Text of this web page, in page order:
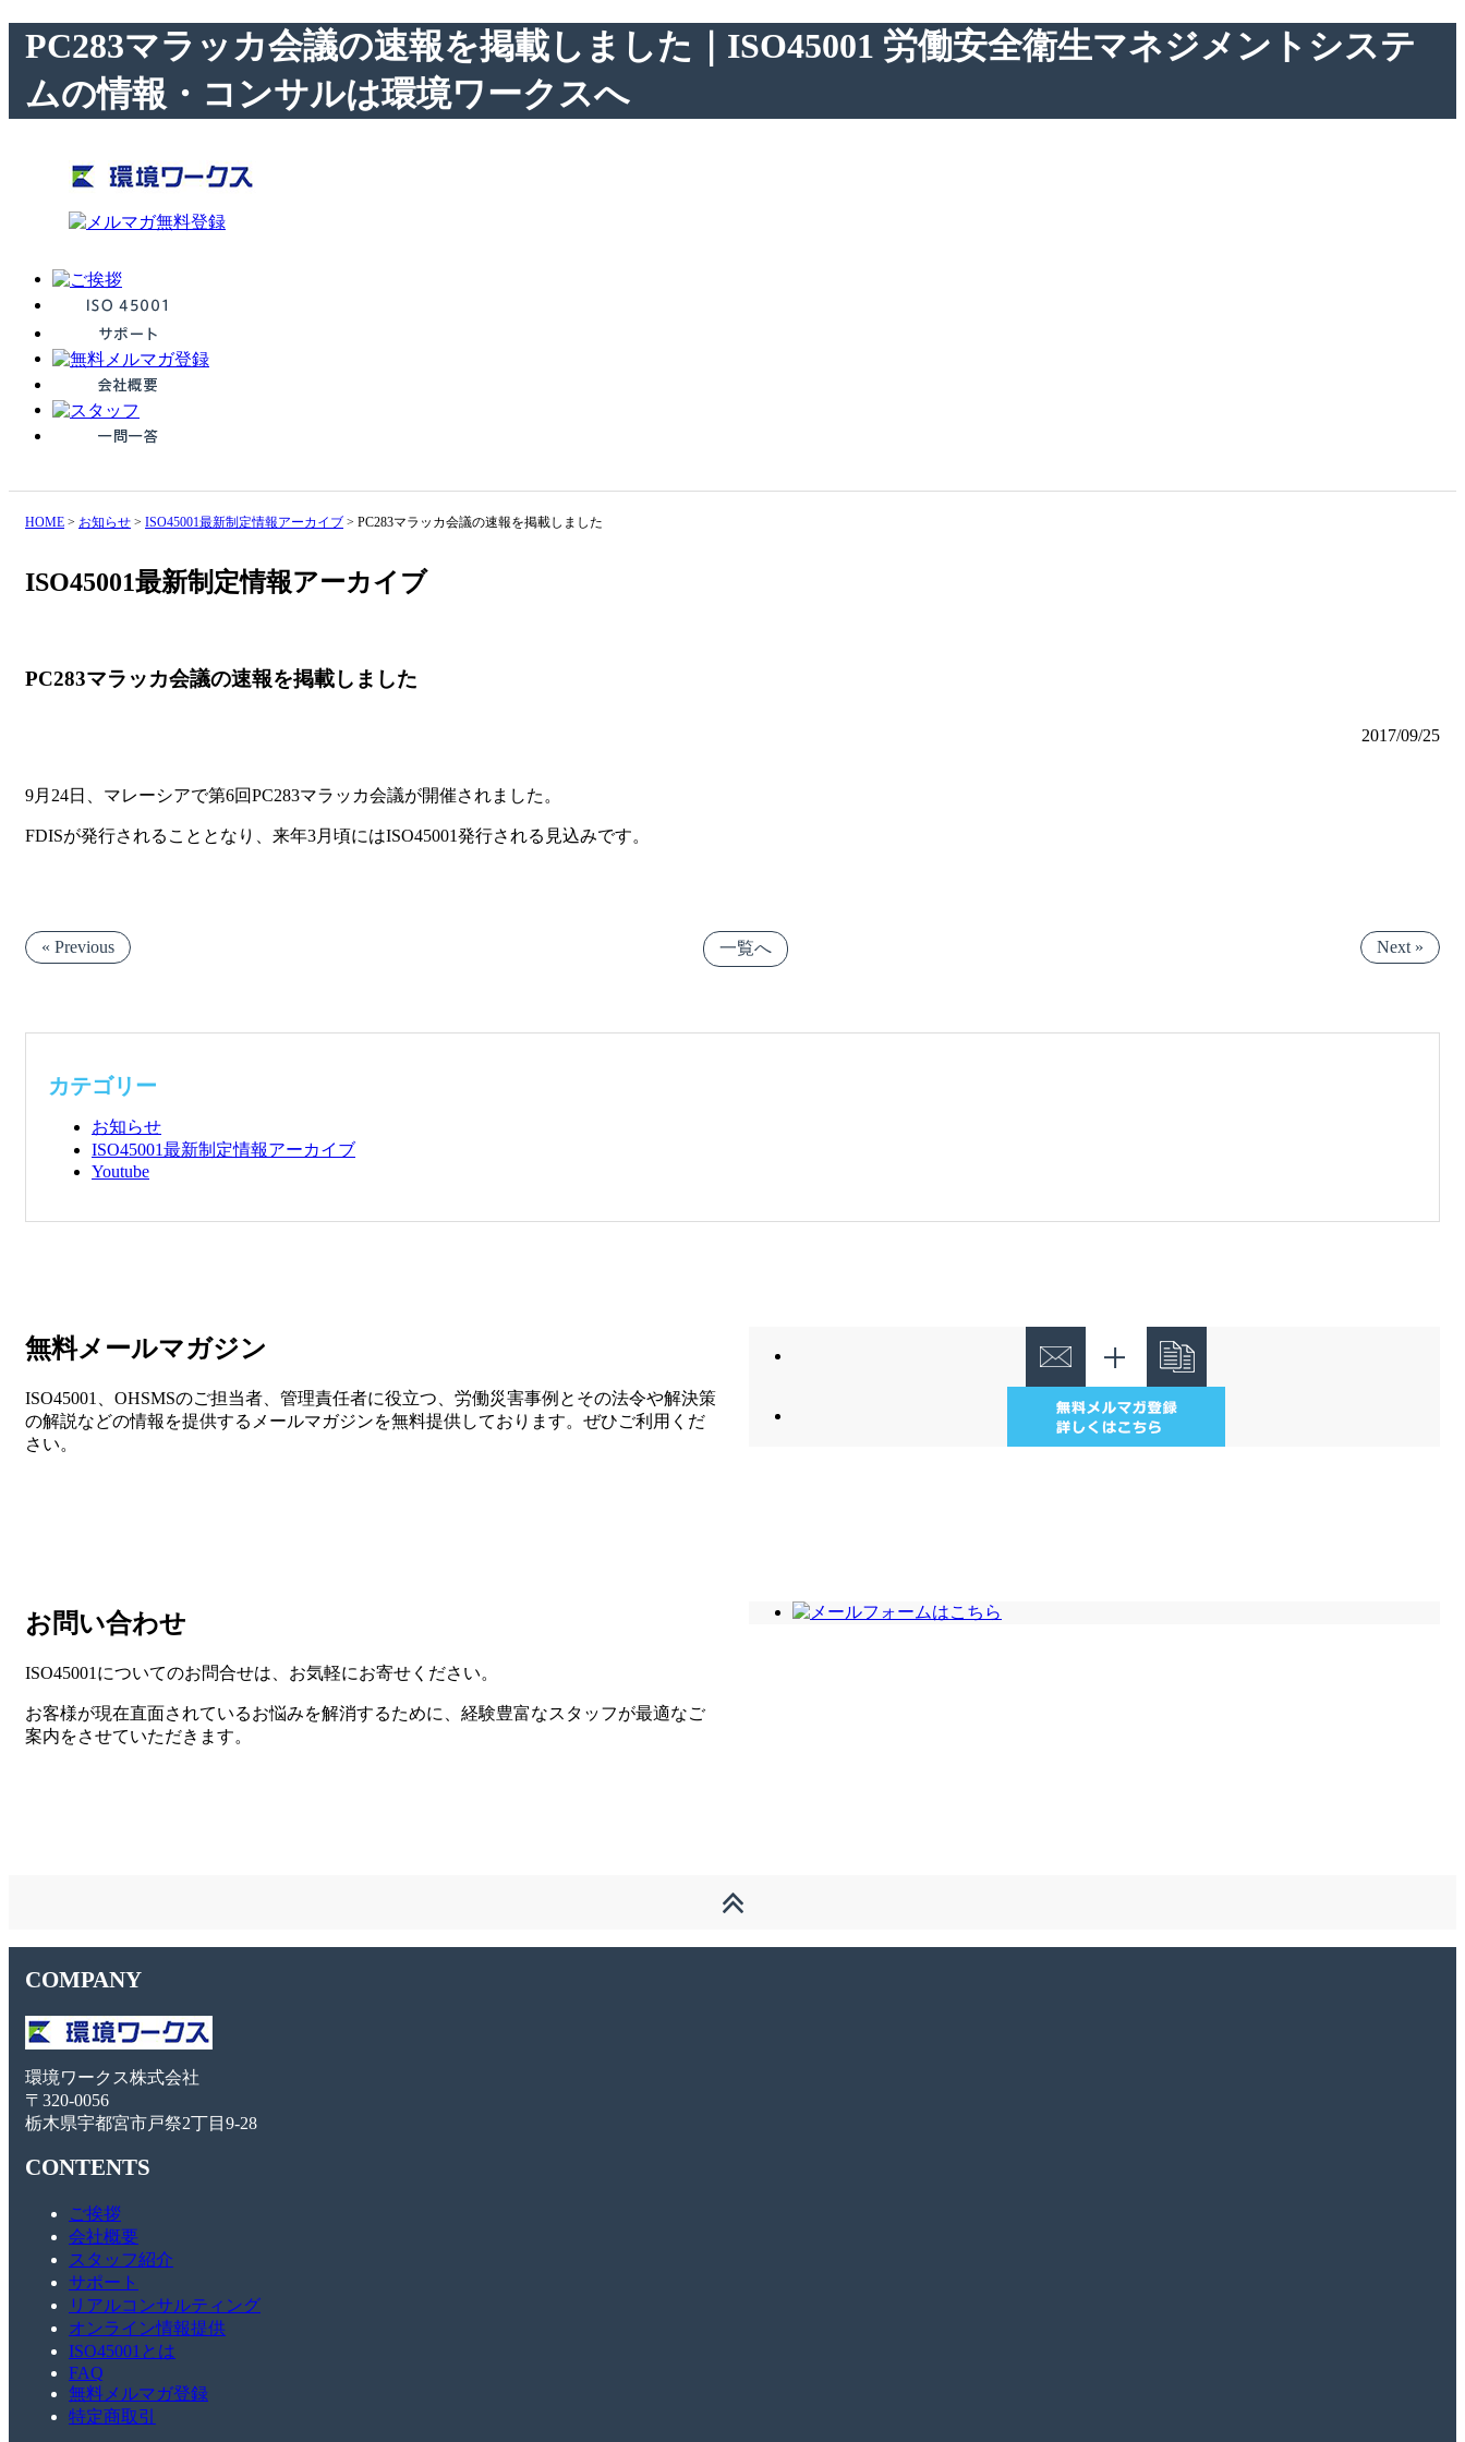
PC283マラッカ会議の速報を掲載しました｜ISO45001 労働安全衛生マネジメントシステ
ムの情報・コンサルは環境ワークスへ
HOME > お知らせ > ISO45001最新制定情報アーカイブ > PC283マラッカ会議の速報を掲載しました
ISO45001最新制定情報アーカイブ
PC283マラッカ会議の速報を掲載しました
2017/09/25
9月24日、マレーシアで第6回PC283マラッカ会議が開催されました。
FDISが発行されることとなり、来年3月頃にはISO45001発行される見込みです。
« Previous 一覧へ Next »
カテゴリー
お知らせ
ISO45001最新制定情報アーカイブ
Youtube
無料メールマガジン
ISO45001、OHSMSのご担当者、管理責任者に役立つ、労働災害事例とその法令や解決策
の解説などの情報を提供するメールマガジンを無料提供しております。ぜひご利用くだ
さい。
お問い合わせ
ISO45001についてのお問合せは、お気軽にお寄せください。
お客様が現在直面されているお悩みを解消するために、経験豊富なスタッフが最適なご
案内をさせていただきます。
COMPANY
環境ワークス株式会社
〒320-0056
栃木県宇都宮市戸祭2丁目9-28
CONTENTS
ご挨拶
会社概要
スタッフ紹介
サポート
リアルコンサルティング
オンライン情報提供
ISO45001とは
FAQ
無料メルマガ登録
特定商取引